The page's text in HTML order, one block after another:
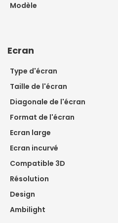
Modèle
Ecran
Type d'écran
Taille de l'écran
Diagonale de l'écran
Format de l'écran
Ecran large
Ecran incurvé
Compatible 3D
Résolution
Design
Ambilight